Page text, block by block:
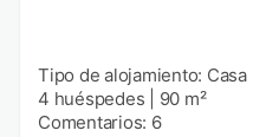
Tipo de alojamiento: Casa
4 huéspedes
90 m²
Comentarios: 6